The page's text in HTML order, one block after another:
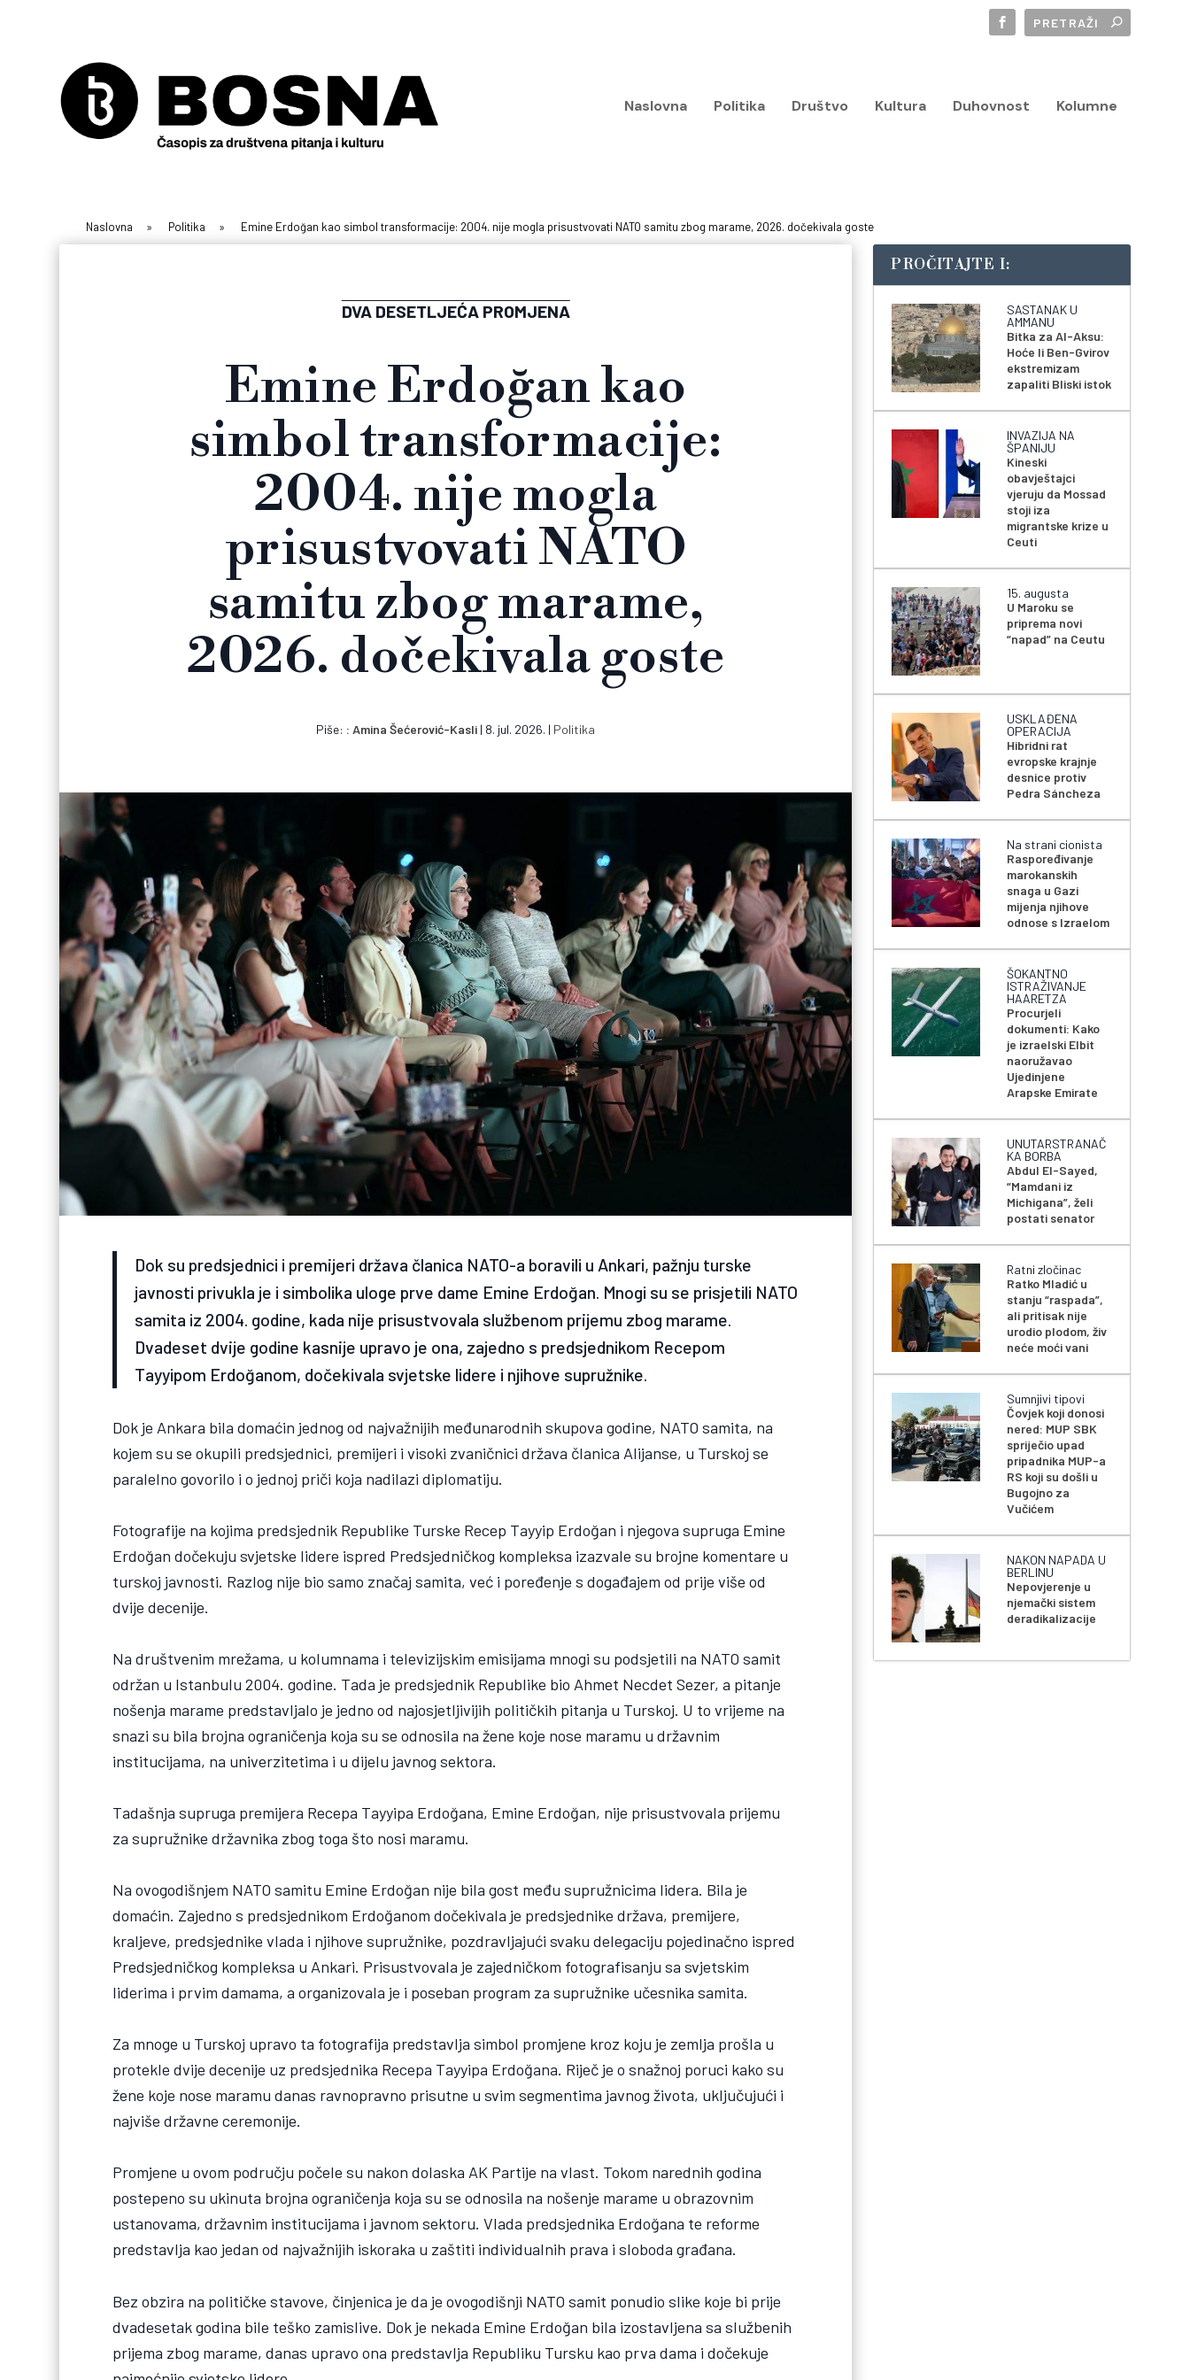
Naslovna Politika Društvo Kultura Duhovnost Kolumne
Naslovna » Politika » Emine Erdoğan kao simbol transformacije: 2004. nije mogla prisustvovati NATO samitu zbog marame, 2026. dočekivala goste
DVA DESETLJEĆA PROMJENA
Emine Erdoğan kao
simbol transformacije:
2004. nije mogla
prisustvovati NATO
samitu zbog marame,
2026. dočekivala goste
Piše: Amina Šećerović-Kasli | 8. jul. 2026. | Politika
Dok su predsjednici i premijeri država članica NATO-a boravili u Ankari, pažnju turske
javnosti privukla je i simbolika uloge prve dame Emine Erdoğan. Mnogi su se prisjetili NATO
samita iz 2004. godine, kada nije prisustvovala službenom prijemu zbog marame.
Dvadeset dvije godine kasnije upravo je ona, zajedno s predsjednikom Recepom
Tayyipom Erdoğanom, dočekivala svjetske lidere i njihove supružnike.
Dok je Ankara bila domaćin jednog od najvažnijih međunarodnih skupova godine, NATO samita, na
kojem su se okupili predsjednici, premijeri i visoki zvaničnici država članica Alijanse, u Turskoj se
paralelno govorilo i o jednoj priči koja nadilazi diplomatiju.
Fotografije na kojima predsjednik Republike Turske Recep Tayyip Erdoğan i njegova supruga Emine
Erdoğan dočekuju svjetske lidere ispred Predsjedničkog kompleksa izazvale su brojne komentare u
turskoj javnosti. Razlog nije bio samo značaj samita, već i poređenje s događajem od prije više od
dvije decenije.
Na društvenim mrežama, u kolumnama i televizijskim emisijama mnogi su podsjetili na NATO samit
održan u Istanbulu 2004. godine. Tada je predsjednik Republike bio Ahmet Necdet Sezer, a pitanje
nošenja marame predstavljalo je jedno od najosjetljivijih političkih pitanja u Turskoj. U to vrijeme na
snazi su bila brojna ograničenja koja su se odnosila na žene koje nose maramu u državnim
institucijama, na univerzitetima i u dijelu javnog sektora.
Tadašnja supruga premijera Recepa Tayyipa Erdoğana, Emine Erdoğan, nije prisustvovala prijemu
za supružnike državnika zbog toga što nosi maramu.
Na ovogodišnjem NATO samitu Emine Erdoğan nije bila gost među supružnicima lidera. Bila je
domaćin. Zajedno s predsjednikom Erdoğanom dočekivala je predsjednike država, premijere,
kraljeve, predsjednike vlada i njihove supružnike, pozdravljajući svaku delegaciju pojedinačno ispred
Predsjedničkog kompleksa u Ankari. Prisustvovala je zajedničkom fotografisanju sa svjetskim
liderima i prvim damama, a organizovala je i poseban program za supružnike učesnika samita.
Za mnoge u Turskoj upravo ta fotografija predstavlja simbol promjene kroz koju je zemlja prošla u
protekle dvije decenije uz predsjednika Recepa Tayyipa Erdoğana. Riječ je o snažnoj poruci kako su
žene koje nose maramu danas ravnopravno prisutne u svim segmentima javnog života, uključujući i
najviše državne ceremonije.
Promjene u ovom području počele su nakon dolaska AK Partije na vlast. Tokom narednih godina
postepeno su ukinuta brojna ograničenja koja su se odnosila na nošenje marame u obrazovnim
ustanovama, državnim institucijama i javnom sektoru. Vlada predsjednika Erdoğana te reforme
predstavlja kao jedan od najvažnijih iskoraka u zaštiti individualnih prava i sloboda građana.
Bez obzira na političke stavove, činjenica je da je ovogodišnji NATO samit ponudio slike koje bi prije
dvadesetak godina bile teško zamislive. Dok je nekada Emine Erdoğan bila izostavljena sa službenih
prijema zbog marame, danas upravo ona predstavlja Republiku Tursku kao prva dama i dočekuje
PROČITAJTE I:
SASTANAK U
AMMANU
Bitka za Al-Aksu:
Hoće li Ben-Gvirov
ekstremizam
zapaliti Bliski istok
INVAZIJA NA
ŠPANIJU
Kineski
obavještajci
vjeruju da Mossad
stoji iza
migrantske krize u
Ceuti
15. augusta
U Maroku se
priprema novi
“napad” na Ceutu
USKLAĐENA
OPERACIJA
Hibridni rat
evropske krajnje
desnice protiv
Pedra Sáncheza
Na strani cionista
Raspoređivanje
marokanskih
snaga u Gazi
mijenja njihove
odnose s Izraelom
ŠOKANTNO
ISTRAŽIVANJE
HAARETZA
Procurjeli
dokumenti: Kako
je izraelski Elbit
naoružavao
Ujedinjene
Arapske Emirate
UNUTARSTRANAČ
KA BORBA
Abdul El-Sayed,
“Mamdani iz
Michigana”, želi
postati senator
Ratni zločinac
Ratko Mladić u
stanju “raspada”,
ali pritisak nije
urodio plodom, živ
neće moći vani
Sumnjivi tipovi
Čovjek koji donosi
nered: MUP SBK
spriječio upad
pripadnika MUP-a
RS koji su došli u
Bugojno za
Vučićem
NAKON NAPADA U
BERLINU
Nepovjerenje u
njemački sistem
deradikalizacije